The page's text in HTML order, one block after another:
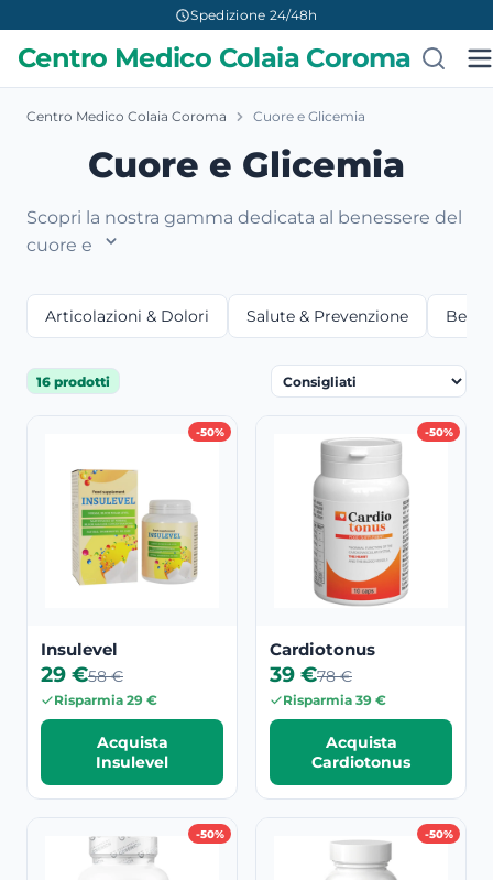
Spedizione 24/48h
Centro Medico Colaia Coroma
Centro Medico Colaia Coroma Cuore e Glicemia
Cuore e Glicemia
Scopri la nostra gamma dedicata al benessere del
cuore e
Articolazioni & Dolori Salute & Prevenzione
16 prodotti
-50%
Insulevel
29 €58 €
Risparmia 29 €
Acquista
Insulevel
-50%
Cardiotonus
39 €78 €
Risparmia 39 €
Acquista
Cardiotonus
-50% -50%